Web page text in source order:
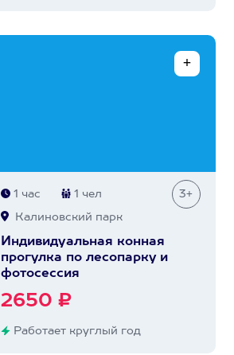
1 час 1 чел 3+
Калиновский парк
Индивидуальная конная
прогулка по лесопарку и
фотосессия
2650 ₽
Работает круглый год